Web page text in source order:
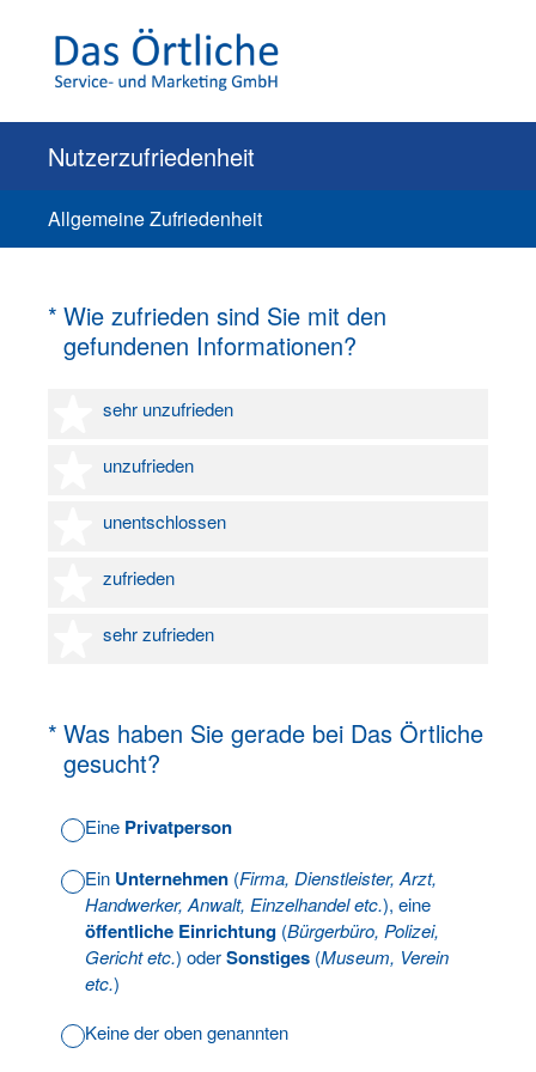
Nutzerzufriedenheit
Allgemeine Zufriedenheit
* Wie zufrieden sind Sie mit den
gefundenen Informationen?
(Erforderlich.)
sehr unzufrieden
1 Stern
unzufrieden
2 Sterne
unentschlossen
3 Sterne
zufrieden
4 Sterne
sehr zufrieden
5 Sterne
* Was haben Sie gerade bei Das Örtliche
gesucht?
(Erforderlich.)
Eine Privatperson
Ein Unternehmen (Firma, Dienstleister, Arzt,
Handwerker, Anwalt, Einzelhandel etc.), eine
öffentliche Einrichtung (Bürgerbüro, Polizei,
Gericht etc.) oderSonstiges (Museum, Verein
etc.)
Keine der oben genannten